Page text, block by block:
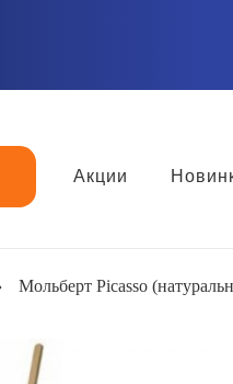
Акции
Мольберт Picasso